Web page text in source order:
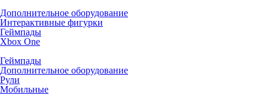
Дополнительное оборудование
Интерактивные фигурки
Геймпады
Xbox One
Геймпады
Дополнительное оборудование
Рули
Мобильные